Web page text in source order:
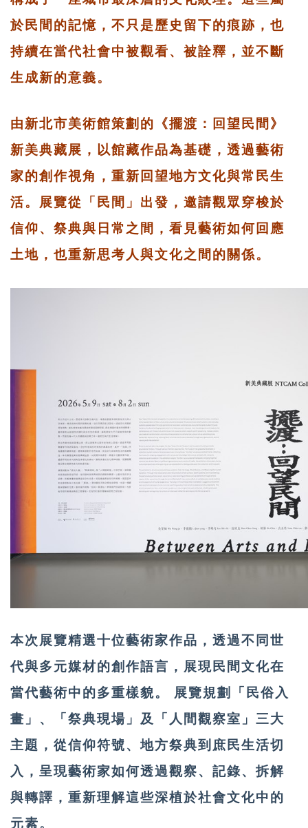
於民間的記憶，不只是歷史留下的痕跡，也
持續在當代社會中被觀看、被詮釋，並不斷
生成新的意義。
由新北市美術館策劃的《擺渡：回望民間》
新美典藏展，以館藏作品為基礎，透過藝術
家的創作視角，重新回望地方文化與常民生
活。展覽從「民間」出發，邀請觀眾穿梭於
信仰、祭典與日常之間，看見藝術如何回應
土地，也重新思考人與文化之間的關係。
本次展覽精選十位藝術家作品，透過不同世
代與多元媒材的創作語言，展現民間文化在
當代藝術中的多重樣貌。 展覽規劃「民俗入
畫」、「祭典現場」及「人間觀察室」三大
主題，從信仰符號、地方祭典到庶民生活切
入，呈現藝術家如何透過觀察、記錄、拆解
與轉譯，重新理解這些深植於社會文化中的
元素。